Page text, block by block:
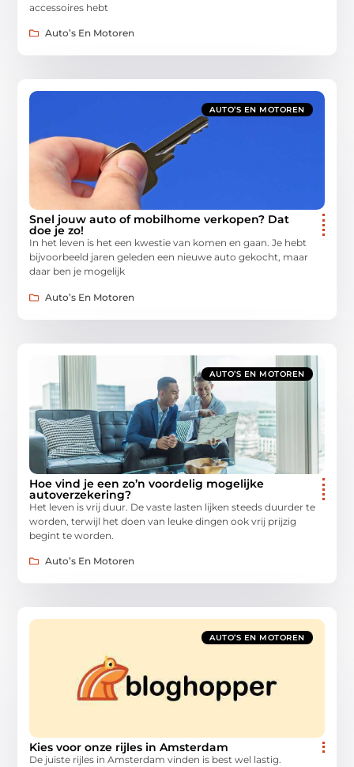
accessoires hebt
Auto’s En Motoren
AUTO’S EN MOTOREN
Snel jouw auto of mobilhome verkopen? Dat
doe je zo!
In het leven is het een kwestie van komen en gaan. Je hebt
bijvoorbeeld jaren geleden een nieuwe auto gekocht, maar
daar ben je mogelijk
Auto’s En Motoren
AUTO’S EN MOTOREN
Hoe vind je een zo’n voordelig mogelijke
autoverzekering?
Het leven is vrij duur. De vaste lasten lijken steeds duurder te
worden, terwijl het doen van leuke dingen ook vrij prijzig
begint te worden.
Auto’s En Motoren
AUTO’S EN MOTOREN
Kies voor onze rijles in Amsterdam
De juiste rijles in Amsterdam vinden is best wel lastig.